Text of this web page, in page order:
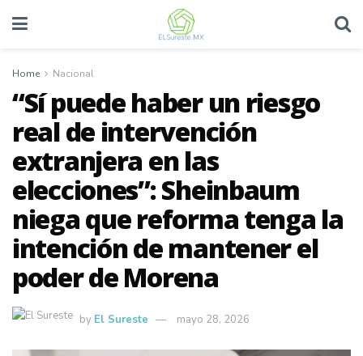
Home Nacional
“Sí puede haber un riesgo
real de intervención
extranjera en las
elecciones”: Sheinbaum
niega que reforma tenga la
intención de mantener el
poder de Morena
by El Sureste mayo 28, 2026